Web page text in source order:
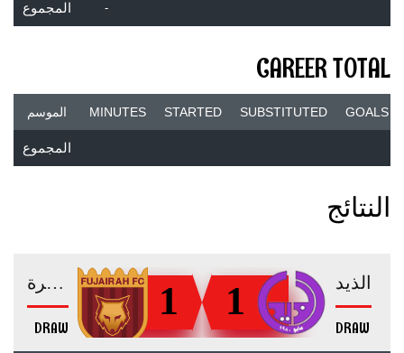
المجموع -
CAREER TOTAL
الموسم MINUTES STARTED SUBSTITUTED GOALS
المجموع
النتائج
1 الفجيرة
DRAW
1 الذيد
DRAW